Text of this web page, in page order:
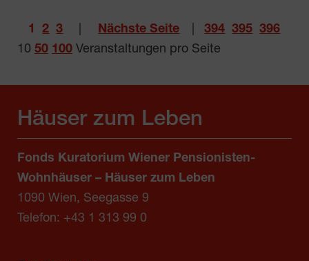
1 2 3 Nächste Seite 394 395 396
10 50 100 Veranstaltungen pro Seite
Häuser zum Leben
Fonds Kuratorium Wiener Pensionisten-
Wohnhäuser – Häuser zum Leben
1090 Wien, Seegasse 9
Telefon: +43 1 313 99 0